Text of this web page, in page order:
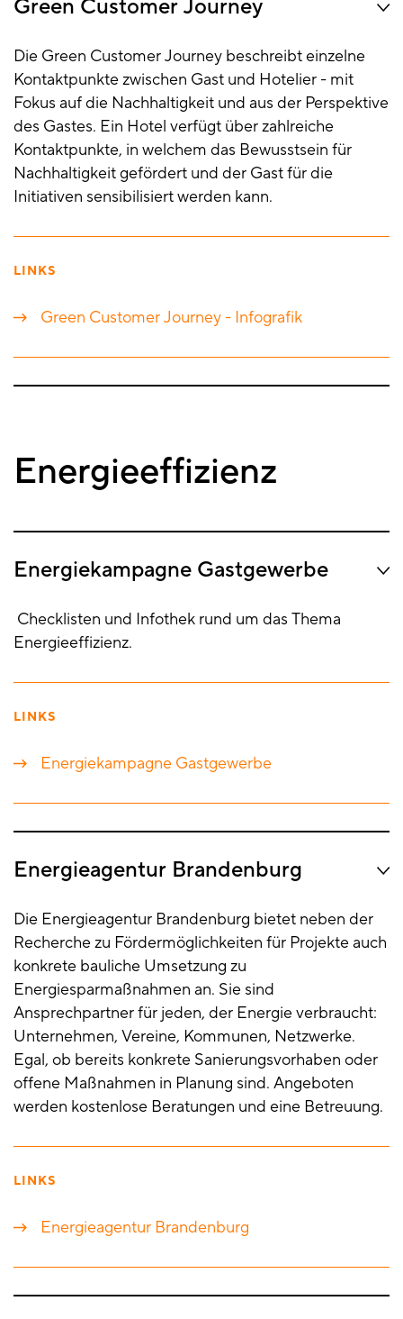
Green Customer Journey
Die Green Customer Journey beschreibt einzelne
Kontaktpunkte zwischen Gast und Hotelier - mit
Fokus auf die Nachhaltigkeit und aus der Perspektive
des Gastes. Ein Hotel verfügt über zahlreiche
Kontaktpunkte, in welchem das Bewusstsein für
Nachhaltigkeit gefördert und der Gast für die
Initiativen sensibilisiert werden kann.
LINKS
Green Customer Journey - Infografik
Energieeffizienz
Energiekampagne Gastgewerbe
Checklisten und Infothek rund um das Thema
Energieeffizienz.
LINKS
Energiekampagne Gastgewerbe
Energieagentur Brandenburg
Die Energieagentur Brandenburg bietet neben der
Recherche zu Fördermöglichkeiten für Projekte auch
konkrete bauliche Umsetzung zu
Energiesparmaßnahmen an. Sie sind
Ansprechpartner für jeden, der Energie verbraucht:
Unternehmen, Vereine, Kommunen, Netzwerke.
Egal, ob bereits konkrete Sanierungsvorhaben oder
offene Maßnahmen in Planung sind. Angeboten
werden kostenlose Beratungen und eine Betreuung.
LINKS
Energieagentur Brandenburg